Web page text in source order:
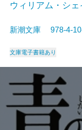
ウィリアム・シ
新潮文庫 978-4-
文庫電子書籍あり